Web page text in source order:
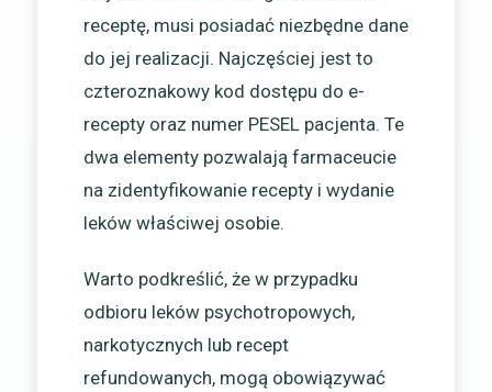
receptę, musi posiadać niezbędne dane
do jej realizacji. Najczęściej jest to
czteroznakowy kod dostępu do e-
recepty oraz numer PESEL pacjenta. Te
dwa elementy pozwalają farmaceucie
na zidentyfikowanie recepty i wydanie
leków właściwej osobie.
Warto podkreślić, że w przypadku
odbioru leków psychotropowych,
narkotycznych lub recept
refundowanych, mogą obowiązywać